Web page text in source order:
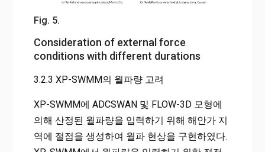
Fig. 5.
Consideration of external force
conditions with different durations
3.2.3 XP-SWMM의 월파량 고려
XP-SWMM에 ADCSWAN 및 FLOW-3D 모형에
의해 산정된 월파량을 입력하기 위해 해안가 지
역에 절점을 생성하여 월파 현상을 구현하였다.